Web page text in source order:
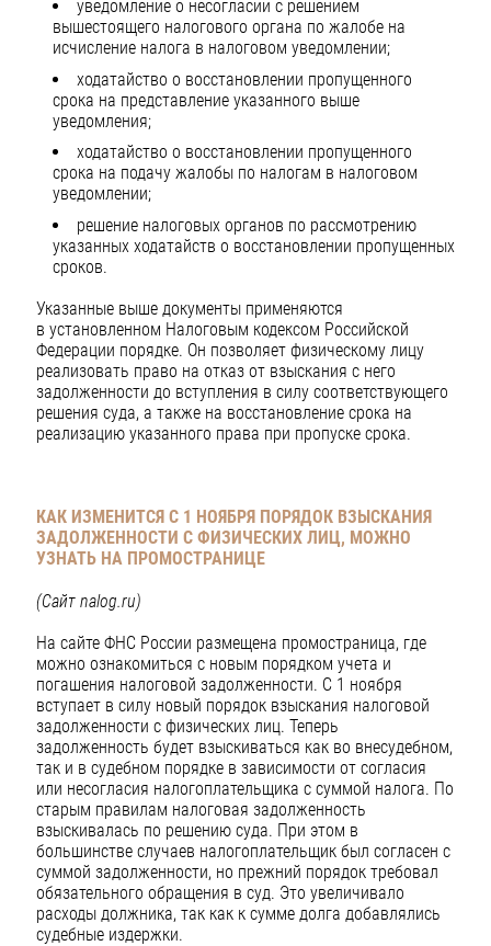
уведомление о несогласии с решением
вышестоящего налогового органа по жалобе на
исчисление налога в налоговом уведомлении;
ходатайство о восстановлении пропущенного
срока на представление указанного выше
уведомления;
ходатайство о восстановлении пропущенного
срока на подачу жалобы по налогам в налоговом
уведомлении;
решение налоговых органов по рассмотрению
указанных ходатайств о восстановлении пропущенных
сроков.
Указанные выше документы применяются
в установленном Налоговым кодексом Российской
Федерации порядке. Он позволяет физическому лицу
реализовать право на отказ от взыскания с него
задолженности до вступления в силу соответствующего
решения суда, а также на восстановление срока на
реализацию указанного права при пропуске срока.
КАК ИЗМЕНИТСЯ С 1 НОЯБРЯ ПОРЯДОК ВЗЫСКАНИЯ
ЗАДОЛЖЕННОСТИ С ФИЗИЧЕСКИХ ЛИЦ, МОЖНО
УЗНАТЬ НА ПРОМОСТРАНИЦЕ
(Сайт nalog.ru)
На сайте ФНС России размещена промостраница, где
можно ознакомиться с новым порядком учета и
погашения налоговой задолженности. С 1 ноября
вступает в силу новый порядок взыскания налоговой
задолженности с физических лиц. Теперь
задолженность будет взыскиваться как во внесудебном,
так и в судебном порядке в зависимости от согласия
или несогласия налогоплательщика с суммой налога. По
старым правилам налоговая задолженность
взыскивалась по решению суда. При этом в
большинстве случаев налогоплательщик был согласен с
суммой задолженности, но прежний порядок требовал
обязательного обращения в суд. Это увеличивало
расходы должника, так как к сумме долга добавлялись
судебные издержки.